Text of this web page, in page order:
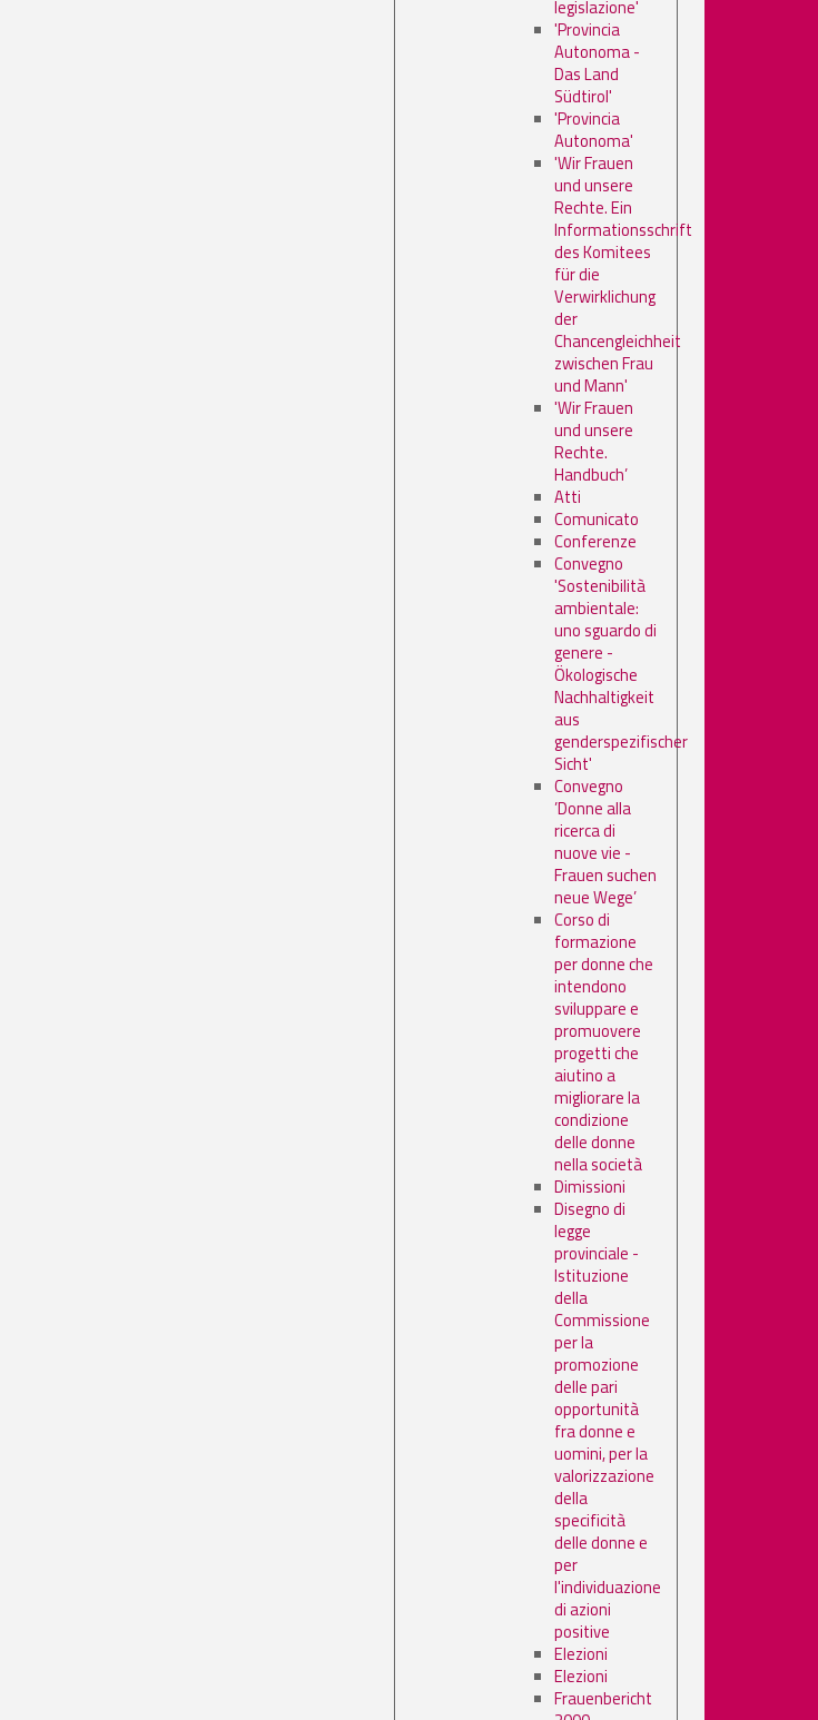
legislazione'
'Provincia
Autonoma -
Das Land
Südtirol'
'Provincia
Autonoma'
'Wir Frauen
und unsere
Rechte. Ein
Informationsschrift
des Komitees
für die
Verwirklichung
der
Chancengleichheit
zwischen Frau
und Mann'
'Wir Frauen
und unsere
Rechte.
Handbuch’
Atti
Comunicato
Conferenze
Convegno
'Sostenibilità
ambientale:
uno sguardo di
genere -
Ökologische
Nachhaltigkeit
aus
genderspezifischer
Sicht'
Convegno
’Donne alla
ricerca di
nuove vie -
Frauen suchen
neue Wege’
Corso di
formazione
per donne che
intendono
sviluppare e
promuovere
progetti che
aiutino a
migliorare la
condizione
delle donne
nella società
Dimissioni
Disegno di
legge
provinciale -
Istituzione
della
Commissione
per la
promozione
delle pari
opportunità
fra donne e
uomini, per la
valorizzazione
della
specificità
delle donne e
per
l'individuazione
di azioni
positive
Elezioni
Elezioni
Frauenbericht